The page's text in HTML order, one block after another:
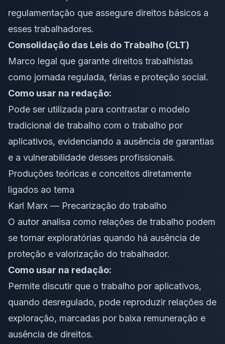
regulamentação que assegure direitos básicos a
esses trabalhadores.
Consolidação das Leis do Trabalho (CLT)
Marco legal que garante direitos trabalhistas
como jornada regulada, férias e proteção social.
Como usar na redação:
Pode ser utilizada para contrastar o modelo
tradicional de trabalho com o trabalho por
aplicativos, evidenciando a ausência de garantias
e a vulnerabilidade desses profissionais.
Produções teóricas e conceitos diretamente
ligados ao tema
Karl Marx — Precarização do trabalho
O autor analisa como relações de trabalho podem
se tornar exploratórias quando há ausência de
proteção e valorização do trabalhador.
Como usar na redação:
Permite discutir que o trabalho por aplicativos,
quando desregulado, pode reproduzir relações de
exploração, marcadas por baixa remuneração e
ausência de direitos.